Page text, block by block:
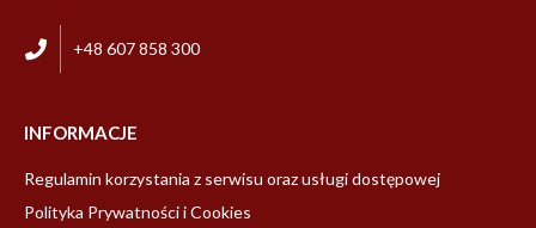
+48 607 858 300
INFORMACJE
Regulamin korzystania z serwisu oraz usługi dostępowej
Polityka Prywatności i Cookies